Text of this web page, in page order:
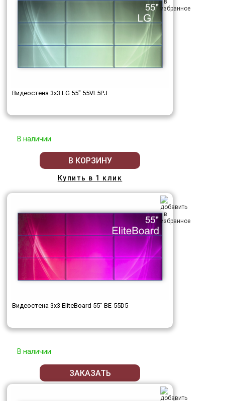
Видеостена 3x3 LG 55" 55VL5PJ
В наличии
В КОРЗИНУ
Купить в 1 клик
Видеостена 3x3 EliteBoard 55" BE-55D5
В наличии
ЗАКАЗАТЬ